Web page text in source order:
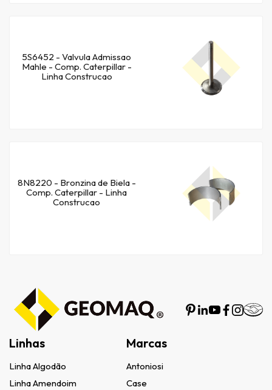
5S6452 - Valvula Admissao
Mahle - Comp. Caterpillar -
Linha Construcao
8N8220 - Bronzina de Biela -
Comp. Caterpillar - Linha
Construcao
Linhas
Linha Algodão
Linha Amendoim
Marcas
Antoniosi
Case